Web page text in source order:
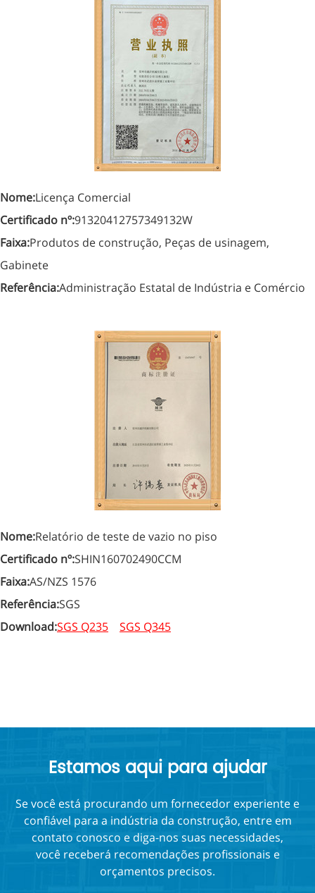
Nome:Licença Comercial
Certificado nº:91320412757349132W
Faixa:Produtos de construção, Peças de usinagem,
Gabinete
Referência:Administração Estatal de Indústria e Comércio
Nome:Relatório de teste de vazio no piso
Certificado nº:SHIN160702490CCM
Faixa:AS/NZS 1576
Referência:SGS
Download:SGS Q235 SGS Q345
Estamos aqui para ajudar
Se você está procurando um fornecedor experiente e
confiável para a indústria da construção, entre em
contato conosco e diga-nos suas necessidades,
você receberá recomendações profissionais e
orçamentos precisos.